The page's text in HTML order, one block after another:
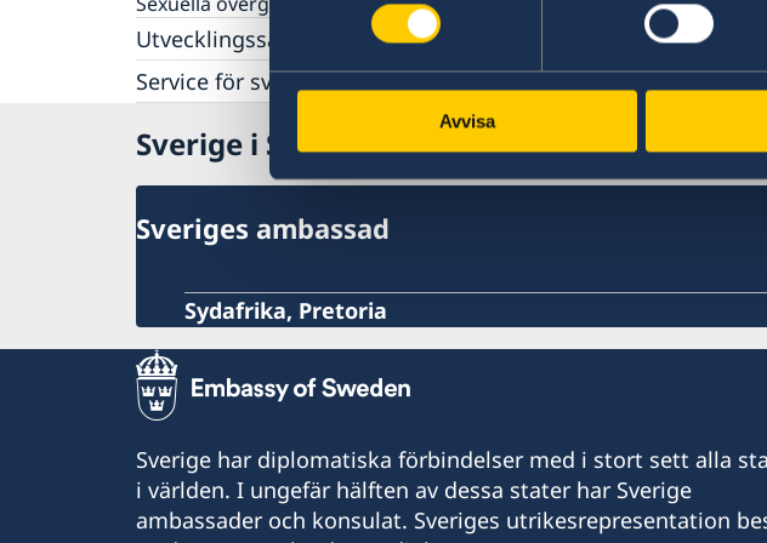
Avvisa
Utvecklingssamarbete
Openaid
Programöversikt Sydafrika
Service för svenska företag
Anmäla handelshinder
Handel med Sydafrika
Senast
Sverige i Sydafrika
Sveriges ambassad
Sydafrika, Pretoria
Sverige har diplomatiska förbindelser med i stort sett alla
i världen. I ungefär hälften av dessa stater har Sverige
ambassader och konsulat. Sveriges utrikesrepresentation